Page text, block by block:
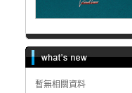
暫無相關資料